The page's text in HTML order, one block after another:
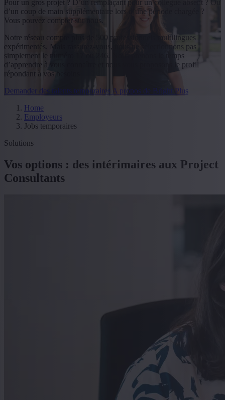
Pour un gros projet ? D’un remplaçant pour un collègue absent ? Ou
d’un coup de main supplémentaire lors d’une période chargée ?
Vous pouvez compter sur nous.
Notre réseau compte plus de 500 professionnels multilingues
expérimentés. Mais rassurez-vous, nous ne sélectionnons pas
simplement le numéro 17 ou 246. Nous prenons le temps
d’apprendre à vous connaître et nous vous proposons le profil
répondant à vos besoins
Demander des talents temporaires A propos de Bright Plus
Home
Employeurs
Jobs temporaires
Solutions
Vos options : des intérimaires aux Project
Consultants